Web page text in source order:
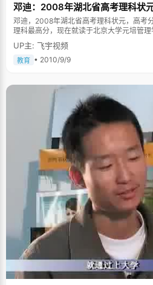
邓迪：2008年湖北省高考理科状
邓迪，2008年湖北省高考理科状元，高考
理科最高分，现在就读于北京大学元培管理学院。 邓迪登场的时
很是震惊了一下，高大健硕的体格，T恤大
肤，就好像刚从运动场上下来的篮球运动员
boss"，透过眼镜，他眼镜中闪着点小得意
着"打架"和"打酱油" 邓迪自称，自己是被"放养"长大的。 "打架"几乎贯穿了
邓迪的整个小学阶段。"刚开始是被别人打
打架"，邓迪很阿Q的想法。在学校跟同学
说，"自己一身结实的身板都是打架打出来的。" 但是对于学习，邓
到了父母的充分信任和自由，几乎不给压
辅导班。在家里，邓迪跟父母最多的沟通
被奖励一本小人书。所幸，邓迪在学习上
下课认真作业，"打酱油"也打到了优质酱
如果学习不好，可能就没有一个好的前途"
&rsquo;难度也很大，学习对我来说算是比
便收敛起爱玩的性子，在学习上花了很多
还在奥赛中多次获奖，也因此有机会考取了武汉的
平实的大众招式练得过硬反而更具竞争力
每一分钟，时刻跟着讲解思维，做笔记配
业，力求快速、准确和作答规范化；初中
骤，不曾到校外培优、不添加教辅书，把
习方法，配上踏实的求学态度，让邓迪在高考中获得
的老师们称：这孩子不是最聪明的，却是
UP主: 飞宇视频
教育 • 2010/9/9